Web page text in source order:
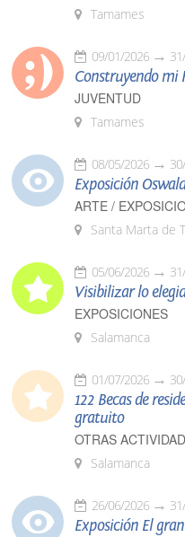
Tamames
09/01/2026
Construyendo mi
JUVENTUD
Tamames
08/05/2026
Exposición
ARTE /
Santa Marta de
05/06/2026
Visibilizar lo
EXPOSICIONES
Salamanca
01/07/2026
122 Becas de
gratuito
OTRAS
Salamanca
26/06/2026
Exposición El